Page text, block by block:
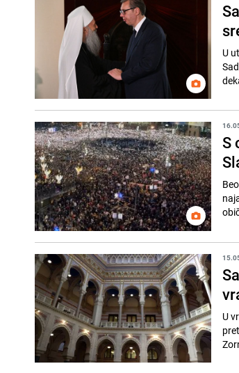
U
S
U